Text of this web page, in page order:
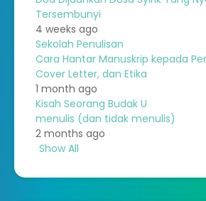
Tersembunyi
4 weeks ago
Sekolah Penulisan
Cara Hantar Manuskrip kepada
Cover Letter, dan Etika
1 month ago
Kisah Seorang Budak U
menulis (dan tidak menulis)
2 months ago
Show All